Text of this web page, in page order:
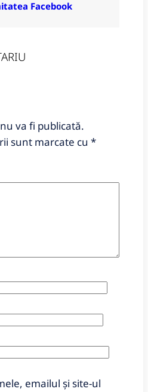
Facebook
va fi publicată.
sunt marcate cu *
emailul și site-ul